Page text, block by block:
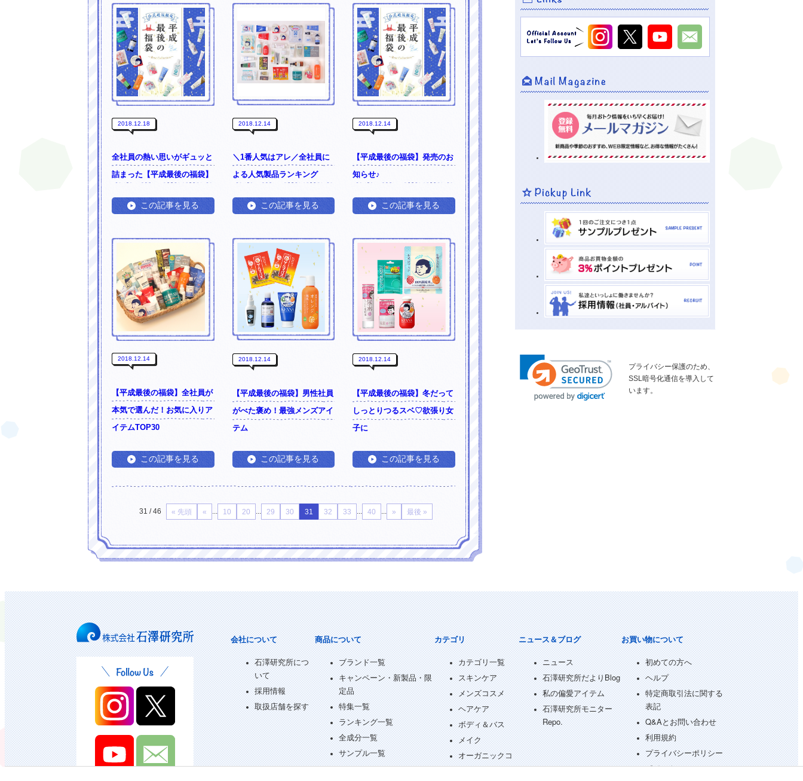
2018.12.18
全社員の熱い思いがギュッと
詰まった【平成最後の福袋】
この記事を見る
2018.12.14
＼1番人気はアレ／全社員に
よる人気製品ランキング
この記事を見る
2018.12.14
【平成最後の福袋】発売のお
知らせ♪
この記事を見る
2018.12.14
【平成最後の福袋】全社員が
本気で選んだ！お気に入りア
イテムTOP30
この記事を見る
2018.12.14
【平成最後の福袋】男性社員
がべた褒め！最強メンズアイ
テム
この記事を見る
2018.12.14
【平成最後の福袋】冬だって
しっとりつるスベ♡欲張り女
子に
この記事を見る
31 / 46 « 先頭 « 10 20 29 30 31 32 33 40 » 最後 »
プライバシー保護のため、
SSL暗号化通信を導入して
います。
会社について
石澤研究所につ
いて
採用情報
取扱店舗を探す
商品について
ブランド一覧
キャンペーン・新製品・限
定品
特集一覧
ランキング一覧
全成分一覧
サンプル一覧
カテゴリ
カテゴリ一覧
スキンケア
メンズコスメ
ヘアケア
ボディ＆バス
メイク
オーガニックコ
スメ
ニュース＆ブログ
ニュース
石澤研究所だよりBlog
私の偏愛アイテム
石澤研究所モニター
Repo.
お買い物について
初めての方へ
ヘルプ
特定商取引法に関する
表記
Q&Aとお問い合わせ
利用規約
プライバシーポリシー
ポイント